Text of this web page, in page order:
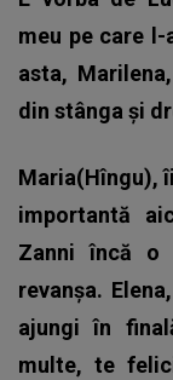
meu pe care
asta,
din stânga și
Maria(Hîngu),
importantă
Zanni încă
revanșa.
ajungi în
multe, te